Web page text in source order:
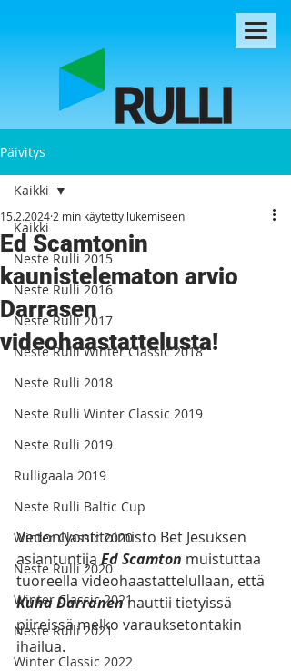
Päivitys
Kaikki
Neste Rulli 2015
Neste Rulli 2016
Neste Rulli 2017
Neste Rulli Winter Classic 2018
Neste Rulli 2018
Neste Rulli Winter Classic 2019
Neste Rulli 2019
Rulligaala 2019
Neste Rulli Baltic Cup
Winter Classic 2020
Neste Rulli 2020
Winter Classic 2021
Neste Rulli 2021
Winter Classic 2022
Kaikki
Ed Scamtonin
kaunistelematon arvio
Darrasen
videohaastattelusta!
15.2.2024 2 min käytetty lukemiseen
Vedonlyöntitoimisto Bet Jesuksen
asiantuntija Ed Scamton muistuttaa
tuoreella videohaastattelullaan, että
Kuha Darranen nauttii tietyissä
piireissä melko varauksetontakin
ihailua.